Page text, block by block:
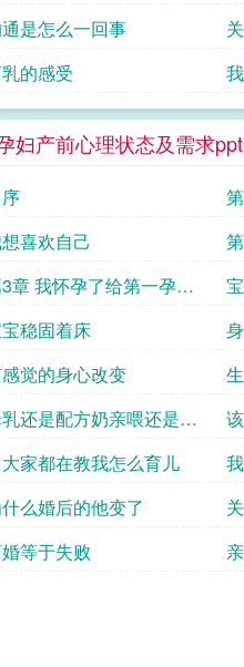
是怎么一回事
性
的感受
孕妇产前心理状态及需求
喜欢自己
章 我怀孕了给第一孕期
稳固着床
觉的身心改变
还是配方奶亲喂还是瓶
家都在教我怎么育儿
么婚后的他变了
性
等于失败